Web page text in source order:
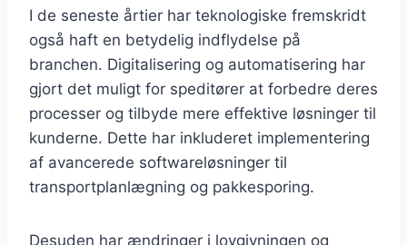
I de seneste årtier har teknologiske fremskridt
også haft en betydelig indflydelse på
branchen. Digitalisering og automatisering har
gjort det muligt for speditører at forbedre deres
processer og tilbyde mere effektive løsninger til
kunderne. Dette har inkluderet implementering
af avancerede softwareløsninger til
transportplanlægning og pakkesporing.
Desuden har ændringer i lovgivningen og